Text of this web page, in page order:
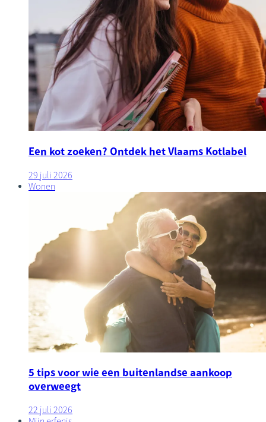
Een kot zoeken? Ontdek het Vlaams Kotlabel
29 juli 2026
Wonen
5 tips voor wie een buitenlandse aankoop
overweegt
22 juli 2026